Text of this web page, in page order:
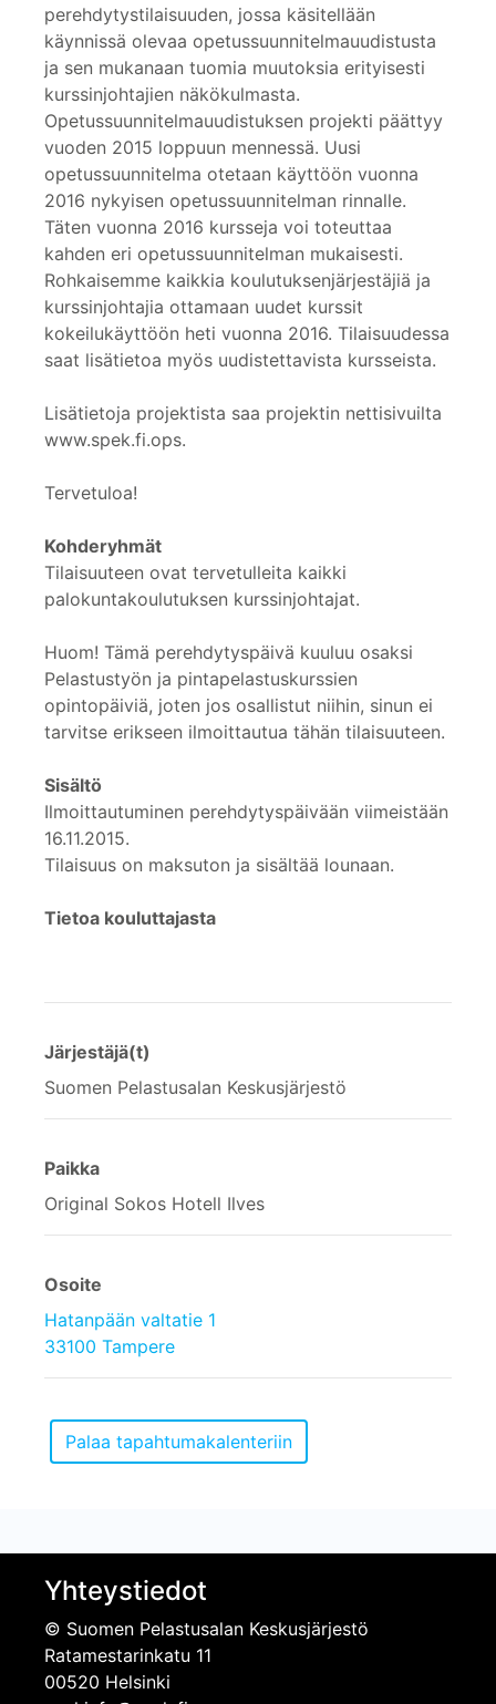
perehdytystilaisuuden, jossa käsitellään
käynnissä olevaa opetussuunnitelmauudistusta
ja sen mukanaan tuomia muutoksia erityisesti
kurssinjohtajien näkökulmasta.
Opetussuunnitelmauudistuksen projekti päättyy
vuoden 2015 loppuun mennessä. Uusi
opetussuunnitelma otetaan käyttöön vuonna
2016 nykyisen opetussuunnitelman rinnalle.
Täten vuonna 2016 kursseja voi toteuttaa
kahden eri opetussuunnitelman mukaisesti.
Rohkaisemme kaikkia koulutuksenjärjestäjiä ja
kurssinjohtajia ottamaan uudet kurssit
kokeilukäyttöön heti vuonna 2016. Tilaisuudessa
saat lisätietoa myös uudistettavista kursseista.
Lisätietoja projektista saa projektin nettisivuilta
www.spek.fi.ops.
Tervetuloa!
Kohderyhmät
Tilaisuuteen ovat tervetulleita kaikki
palokuntakoulutuksen kurssinjohtajat.
Huom! Tämä perehdytyspäivä kuuluu osaksi
Pelastustyön ja pintapelastuskurssien
opintopäiviä, joten jos osallistut niihin, sinun ei
tarvitse erikseen ilmoittautua tähän tilaisuuteen.
Sisältö
Ilmoittautuminen perehdytyspäivään viimeistään
16.11.2015.
Tilaisuus on maksuton ja sisältää lounaan.
Tietoa kouluttajasta
Järjestäjä(t)
Suomen Pelastusalan Keskusjärjestö
Paikka
Original Sokos Hotell Ilves
Osoite
Hatanpään valtatie 1
33100 Tampere
Yhteystiedot
© Suomen Pelastusalan Keskusjärjestö
Ratamestarinkatu 11
00520 Helsinki